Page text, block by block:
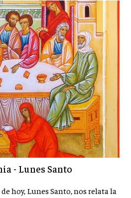
- Lunes Santo
hoy, Lunes Santo, nos relata la